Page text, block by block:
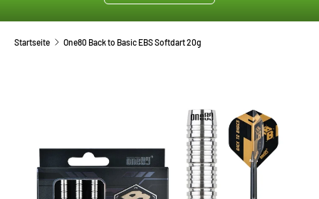
Startseite One80 Back to Basic EBS Softdart 20g